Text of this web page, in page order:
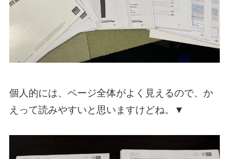
個人的には、ページ全体がよく見えるので、か
えって読みやすいと思いますけどね。▼